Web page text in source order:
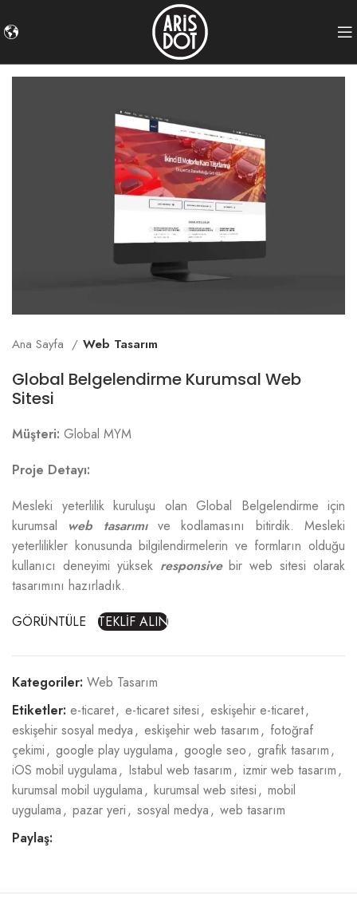
Ana Sayfa Web Tasarım
Global Belgelendirme Kurumsal Web
Sitesi
Müşteri: Global MYM
Proje Detayı:
Mesleki yeterlilik kuruluşu olan Global Belgelendirme için
kurumsal web tasarımıve kodlamasını bitirdik. Mesleki
yeterlilikler konusunda bilgilendirmelerin ve formların olduğu
kullanıcı deneyimi yüksek responsivebir web sitesi olarak
tasarımını hazırladık.
GÖRÜNTÜLE
TEKLİF ALIN
Kategoriler: Web Tasarım
Etiketler: e-ticaret, e-ticaret sitesi, eskişehir e-ticaret,
eskişehir sosyal medya, eskişehir web tasarım, fotoğraf
çekimi, google play uygulama, google seo, grafik tasarım,
iOS mobil uygulama, Istabul web tasarım, izmir web tasarım,
kurumsal mobil uygulama, kurumsal web sitesi, mobil
uygulama, pazar yeri, sosyal medya, web tasarım
Paylaş: